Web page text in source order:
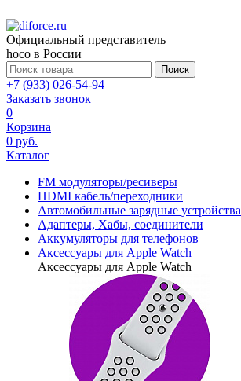
Официальный представитель
hoco в России
Поиск
+7 (933) 026-54-94
Заказать звонок
0
Корзина
0 руб.
Каталог
FM модуляторы/ресиверы
HDMI кабель/переходники
Автомобильные зарядные устройства
Адаптеры, Хабы, соединители
Аккумуляторы для телефонов
Аксессуары для Apple Watch
Аксессуары для Apple Watch